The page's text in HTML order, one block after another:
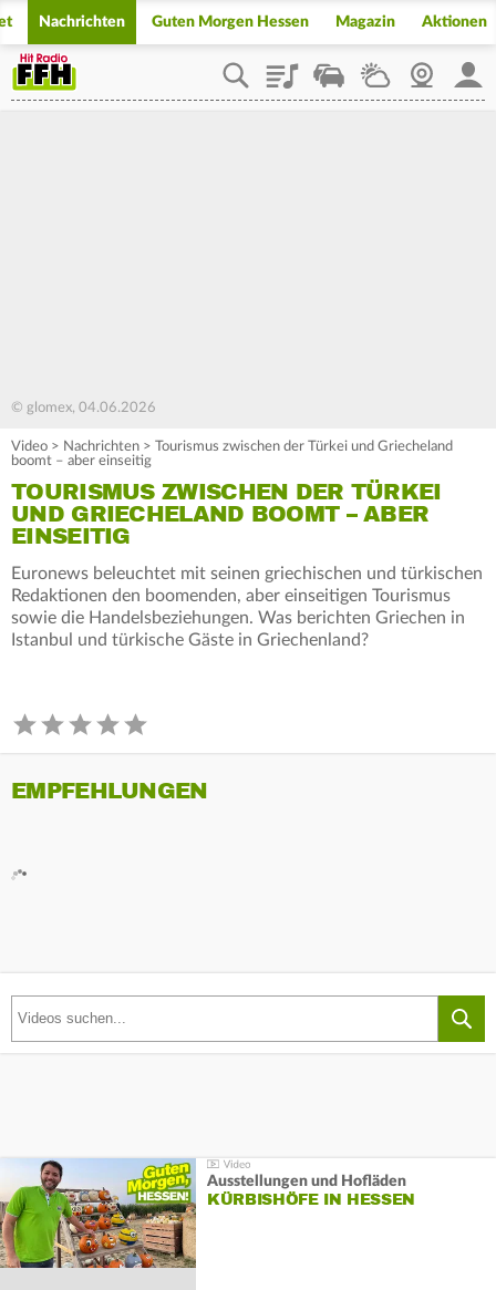
Nachrichten Guten Morgen Hessen Magazin Aktionen
PlaylistStaupilotWetterWebcam
© glomex, 04.06.2026
Video > Nachrichten > Tourismus zwischen der Türkei und Griecheland
boomt – aber einseitig
TOURISMUS ZWISCHEN DER TÜRKEI
UND GRIECHELAND BOOMT – ABER
EINSEITIG
Euronews beleuchtet mit seinen griechischen und türkischen
Redaktionen den boomenden, aber einseitigen Tourismus
sowie die Handelsbeziehungen. Was berichten Griechen in
Istanbul und türkische Gäste in Griechenland?
EMPFEHLUNGEN
Ausstellungen und Hofläden
KÜRBISHÖFE IN HESSEN